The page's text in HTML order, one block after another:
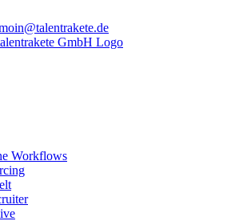
Workflows